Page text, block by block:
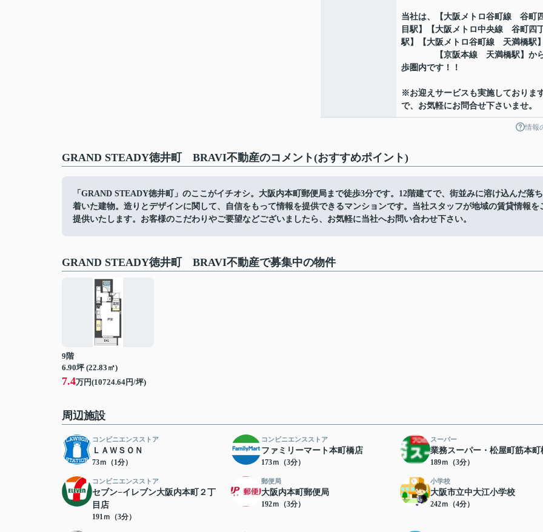
当社は、【大阪メトロ谷町線 谷町
目駅】【大阪メトロ中央線 谷町四
駅】【大阪メトロ谷町線 天満橋駅
【京阪本線 天満橋駅】か
歩圏内です！！
※お迎えサービスも実施しておりま
で、お気軽にお問合せ下さいませ。
情報
GRAND STEADY徳井町 BRAVI不動産のコメント(おすすめポイント)
「GRAND STEADY徳井町」のここがイチオシ。大阪内本町郵便局まで徒歩3分です。12階建てで、街並みに溶け込んだ落ち
着いた建物。造りとデザインに関して、自信をもって情報を提供できるマンションです。当社スタッフが地域の賃貸情報を
提供いたします。お客様のこだわりやご要望などございましたら、お気軽に当社へお問い合わせ下さい。
GRAND STEADY徳井町 BRAVI不動産で募集中の物件
9階
6.90坪 (22.83㎡)
7.4万円(10724.64円/坪)
周辺施設
コンビニエンスストア
ＬＡＷＳＯＮ
73ｍ（1分）
コンビニエンスストア
ファミリーマート本町橋店
173ｍ（3分）
スーパー
業務スーパー・松屋町筋本町
189ｍ（3分）
コンビニエンスストア
セブン−イレブン大阪内本町２丁
目店
191ｍ（3分）
郵便局
大阪内本町郵便局
192ｍ（3分）
小学校
大阪市立中大江小学校
242ｍ（4分）